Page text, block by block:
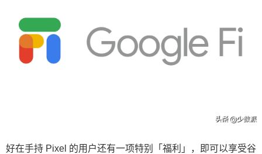
好在手持 Pixel 的用户还有一项特别「福利」，即可以享受谷